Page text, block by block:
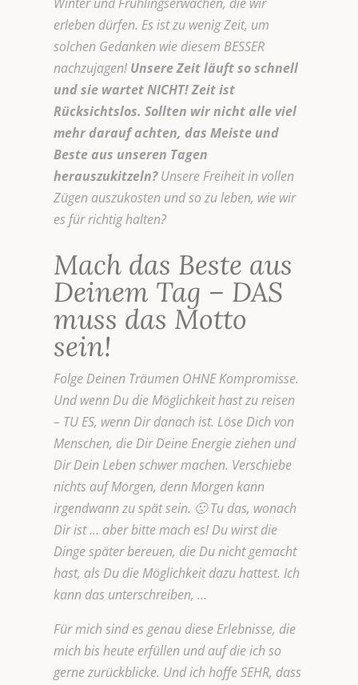
erleben dürfen. Es ist zu wenig Zeit, um
solchen Gedanken wie diesem BESSER
nachzujagen! Unsere Zeit läuft so schnell
und sie wartet NICHT! Zeit ist
Rücksichtslos. Sollten wir nicht alle viel
mehr darauf achten, das Meiste und
Beste aus unseren Tagen
herauszukitzeln?Unsere Freiheit in vollen
Zügen auszukosten und so zu leben, wie wir
es für richtig halten?
Mach das Beste aus
Deinem Tag – DAS
muss das Motto
sein!
Folge Deinen Träumen OHNE Kompromisse.
Und wenn Du die Möglichkeit hast zu reisen
– TU ES, wenn Dir danach ist. Löse Dich von
Menschen, die Dir Deine Energie ziehen und
Dir Dein Leben schwer machen. Verschiebe
nichts auf Morgen, denn Morgen kann
irgendwann zu spät sein. 🙁 Tu das, wonach
Dir ist … aber bitte mach es! Du wirst die
Dinge später bereuen, die Du nicht gemacht
hast, als Du die Möglichkeit dazu hattest. Ich
kann das unterschreiben, …
Für mich sind es genau diese Erlebnisse, die
mich bis heute erfüllen und auf die ich so
gerne zurückblicke. Und ich hoffe SEHR, dass